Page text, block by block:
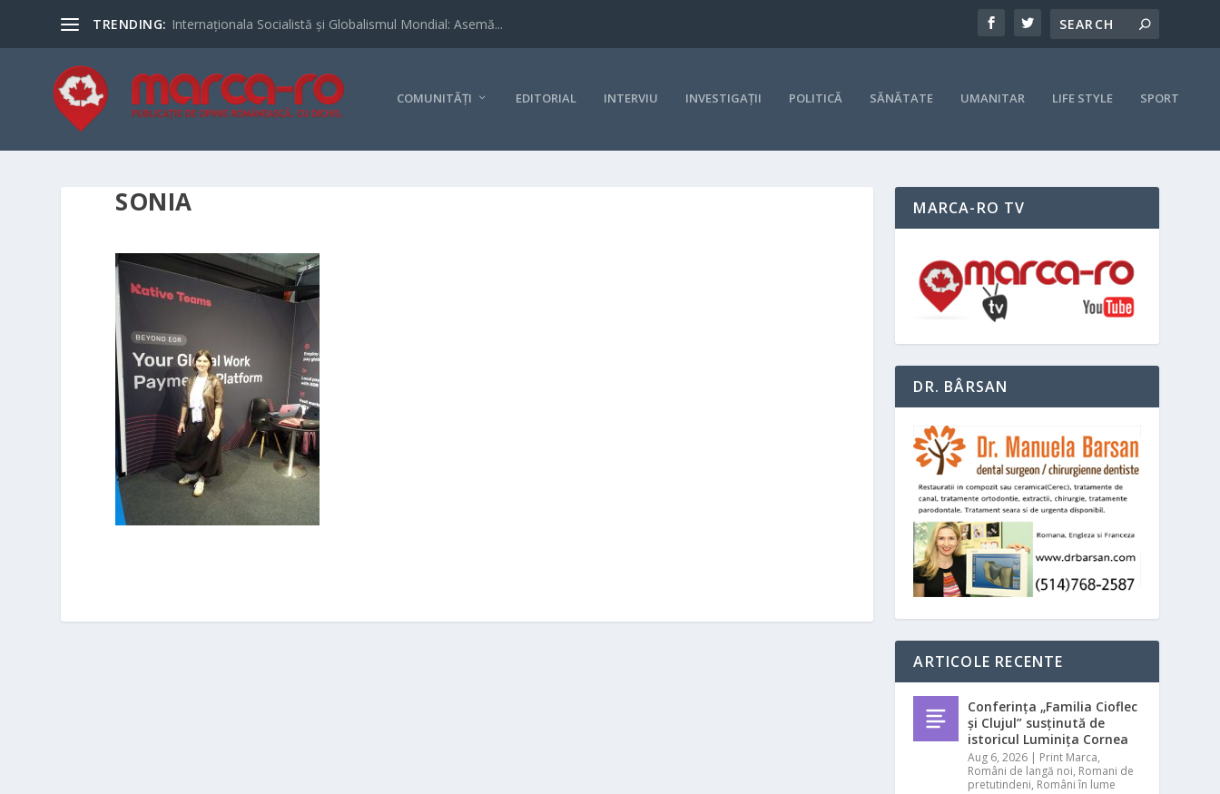
TRENDING: Internaționala Socialistă și Globalismul Mondial: Asemă...
COMUNITĂȚI EDITORIAL INTERVIU INVESTIGAȚII POLITICĂ SĂNĂTATE UMANITAR LIFE STYLE SPORT
SONIA MARCA-RO TV
DR. BÂRSAN
ARTICOLE RECENTE
Conferința „Familia Cioflec
și Clujul” susținută de
istoricul Luminița Cornea
Aug 6, 2026 | Print Marca,
Români de langă noi, Romani de
pretutindeni, Români în lume